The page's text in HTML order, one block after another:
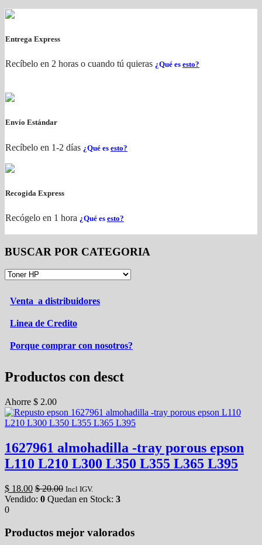
Entrega Express
Recíbelo en 2 horas o cuando tú quieras ¿Qué es esto?
Envío Estándar
Recíbelo en 1-2 días ¿Qué es esto?
Recogida Express
Recógelo en 1 hora ¿Qué es esto?
BUSCAR POR CATEGORIA
Venta a distribuidores
Linea de Credito
Porque comprar con nosotros?
Productos con desct
Ahorre $ 2.00
1627961 almohadilla -tray porous epson
L110 L210 L300 L350 L355 L365 L395
$ 18.00 $20.00 Incl IGV.
Vendido: 0 Quedan en Stock: 3
0
Productos mejor valorados